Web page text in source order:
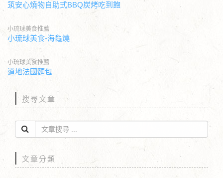
筑安心燒物自助式BBQ炭烤吃到飽
小琉球美食推薦
小琉球美食-海龜燒
小琉球美食推薦
道地法國麵包
搜尋文章
文章分類